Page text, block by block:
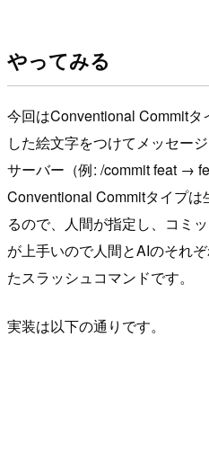
やってみる
今回はConventional Commit
した絵文字をつけてメッセー
サーバー（例: /commit feat →
Conventional Commitタイプ
るので、人間が指定し、コミ
が上手いので人間とAIのそれ
たスラッシュコマンドです。
実装は以下の通りです。